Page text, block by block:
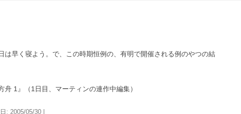
は早く寝よう。で、この時期恒例の、有明で開催される例のやつの結
舟 1』（1日目、マーティンの連作中編集）
: 2005/05/30